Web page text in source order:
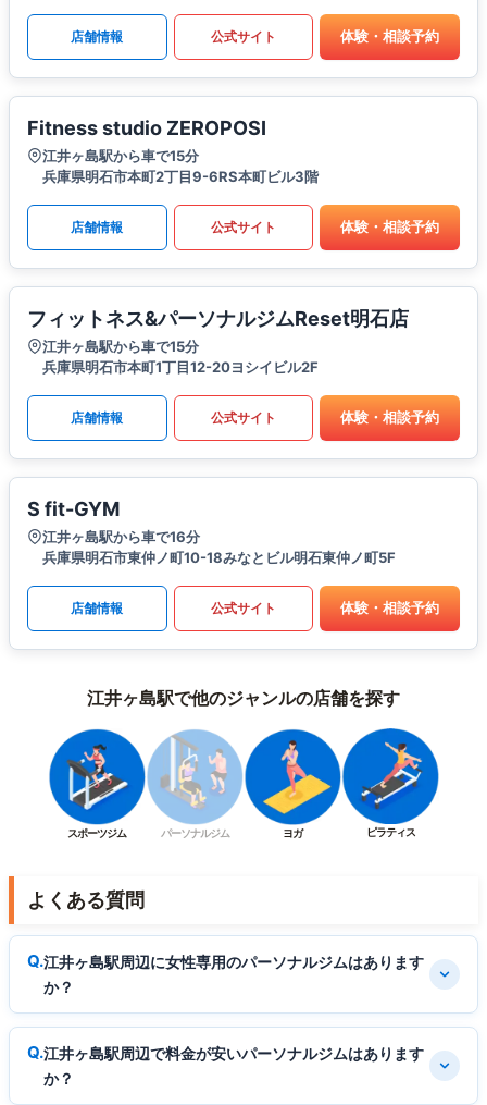
店舗情報 公式サイト 体験・相談予約
Fitness studio ZEROPOSI
江井ヶ島駅から車で15分
兵庫県明石市本町2丁目9-6RS本町ビル3階
店舗情報 公式サイト 体験・相談予約
フィットネス&パーソナルジムReset明石店
江井ヶ島駅から車で15分
兵庫県明石市本町1丁目12-20ヨシイビル2F
店舗情報 公式サイト 体験・相談予約
S fit-GYM
江井ヶ島駅から車で16分
兵庫県明石市東仲ノ町10-18みなとビル明石東仲ノ町5F
店舗情報 公式サイト 体験・相談予約
江井ヶ島駅で他のジャンルの店舗を探す
スポーツジム パーソナルジム ヨガ ピラティス
よくある質問
江井ヶ島駅周辺に女性専用のパーソナルジムはあります
か？
江井ヶ島駅周辺で料金が安いパーソナルジムはあります
か？